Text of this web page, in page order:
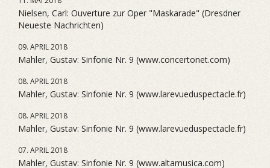
Nielsen, Carl: Ouverture zur Oper "Maskarade" (Dresdner
Neueste Nachrichten)
09. APRIL 2018
Mahler, Gustav: Sinfonie Nr. 9 (www.concertonet.com)
08. APRIL 2018
Mahler, Gustav: Sinfonie Nr. 9 (www.larevueduspectacle.fr)
08. APRIL 2018
Mahler, Gustav: Sinfonie Nr. 9 (www.larevueduspectacle.fr)
07. APRIL 2018
Mahler, Gustav: Sinfonie Nr. 9 (www.altamusica.com)